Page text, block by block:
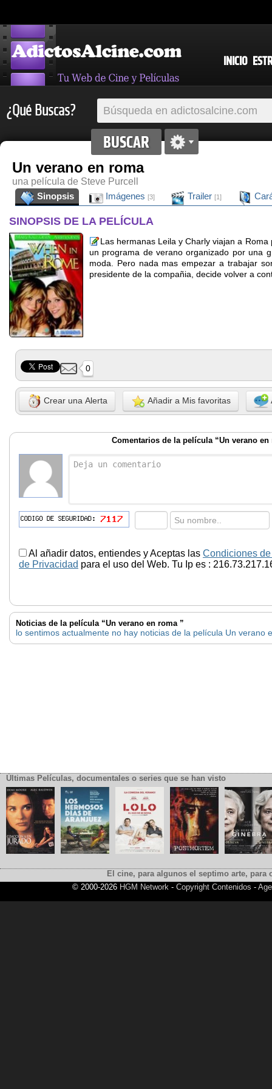
INICIO
¿Qué Buscas?
Un verano en roma
una película de Steve Purcell
Sinopsis
Imágenes [3] Trailer [1]
SINOPSIS DE LA PELÍCULA
Las hermanas Leila y Charly viajan a
un programa de verano organizado por una
moda. Pero nada mas empezar a trabajar
presidente de la compañia, decide volver a
0
Crear una Alerta Añadir a Mis favoritas
Comentarios de la película “Un verano en
Al añadir datos, entiendes y Aceptas las Condiciones
de Privacidad para el uso del Web. Tu Ip es :
Noticias de la película “Un verano en roma ”
lo sentimos actualmente no hay noticias de la película Un verano
Últimas Películas, documentales o series que se han visto
El cine, para algunos el septimo arte,
© 2000-2026 HGM Network- Copyright Contenidos -